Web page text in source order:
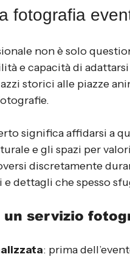
fotografia
non è solo
e capacità di
storici alle piazze
significa affidarsi a
e gli spazi per
discretamente
dettagli che spesso
un servizio
: prima